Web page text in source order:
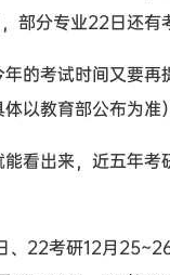
部分专业22日还有
的考试时间又要再
以教育部公布为准）
看出来，近五年考
、22考研12月